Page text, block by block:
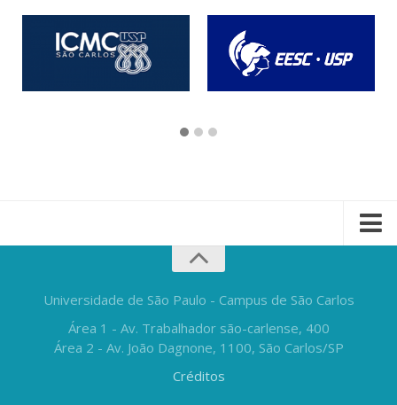
Universidade de São Paulo - Campus de São Carlos
Área 1 - Av. Trabalhador são-carlense, 400
Área 2 - Av. João Dagnone, 1100, São Carlos/SP
Créditos